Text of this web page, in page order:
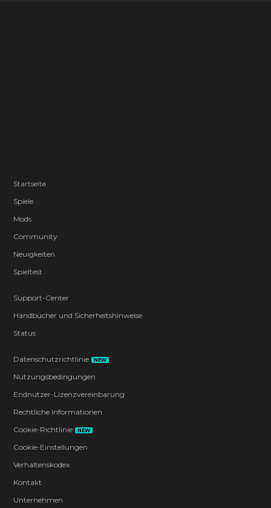
Startseite
Spiele
Mods
Community
Neuigkeiten
Spieltest
Support-Center
Handbücher und Sicherheitshinweise
Status
Datenschutzrichtlinie NEW
Nutzungsbedingungen
Endnutzer-Lizenzvereinbarung
Rechtliche Informationen
Cookie-Richtlinie
NEW
Cookie-Einstellungen
Verhaltenskodex
Kontakt
Unternehmen